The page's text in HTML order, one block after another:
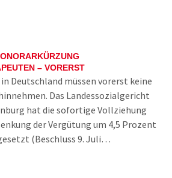
– VORERST
Deutschland müssen vorerst keine
Das Landessozialgericht
hat die sofortige Vollziehung
der Vergütung um 4,5 Prozent
(Beschluss 9. Juli…